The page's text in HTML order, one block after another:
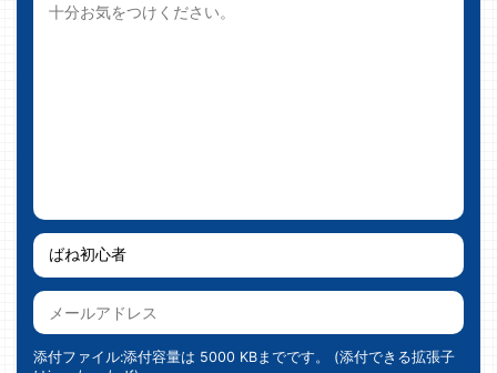
添付ファイル:添付容量は 5000 KBまでです。 (添付できる拡張子